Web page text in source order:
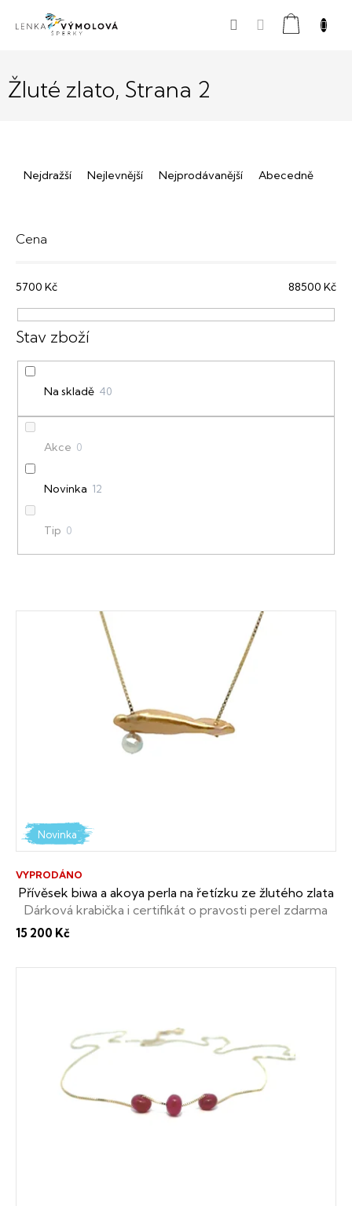
Nákupní
Žluté zlato, Strana 2
a
e
í
p
r
o
d
u
k
ů
Nejdražší Nejlevnější Nejprodávanější Abecedně
Cena
5700 Kč 88500 Kč
Na skladě 40
Akce 0
Novinka 12
Tip 0
V
d
u
k
t
ů
Novinka
Přívěsek biwa a akoya perla na řetízku ze žlutého zlata
Dárková krabička i certifikát o pravosti perel zdarma
VYPRODÁNO
15 200 Kč